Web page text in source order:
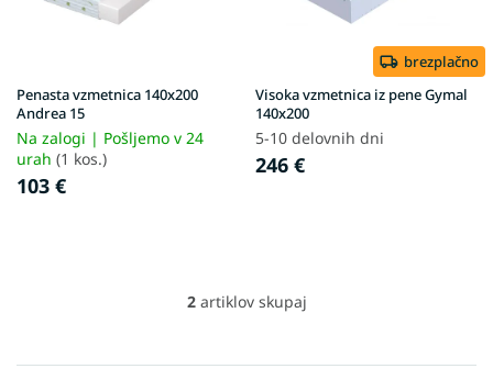
d
u
c
t
s
Penasta vzmetnica 140x200
Andrea 15
Na zalogi | Pošljemo v 24
urah (1 kos.)
103 €
brezplačno
Visoka vzmetnica iz pene Gymal
140x200
5-10 delovnih dni
246 €
L
t
2artiklov skupaj